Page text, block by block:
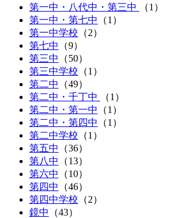
第一中・八代中・第三中
（1 ）
第一中・第七中
（1 ）
第一中学校 （2）
第七中
（9）
第三中
（50）
第三中学校 （1）
第二中
（49）
第二中・千丁中
（1 ）
第二中・第一中
（1 ）
第二中・第四中
（1 ）
第二中学校 （1）
第五中
（36）
第八中
（13）
第六中
（10）
第四中
（46）
第四中学校 （2）
鏡中
（43）